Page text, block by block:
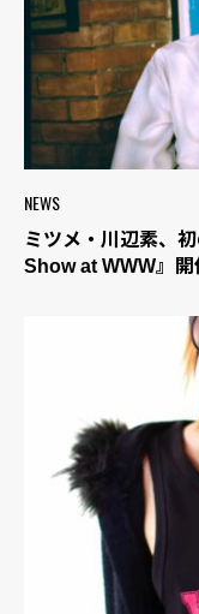
NEWS
ミツメ・川辺素、
Show at WWW』開